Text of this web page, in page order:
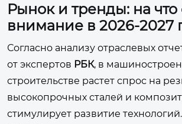
Рынок и тренды: на что
внимание в 2026-2027
Согласно анализу отраслевых
от экспертов РБК, в
строительстве растет спрос на
высокопрочных сталей и
стимулирует развитие